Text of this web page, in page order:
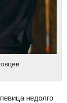
недолго